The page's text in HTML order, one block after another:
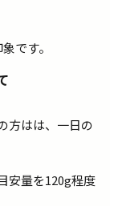
です。
方はは、一日の
安量を120g程度